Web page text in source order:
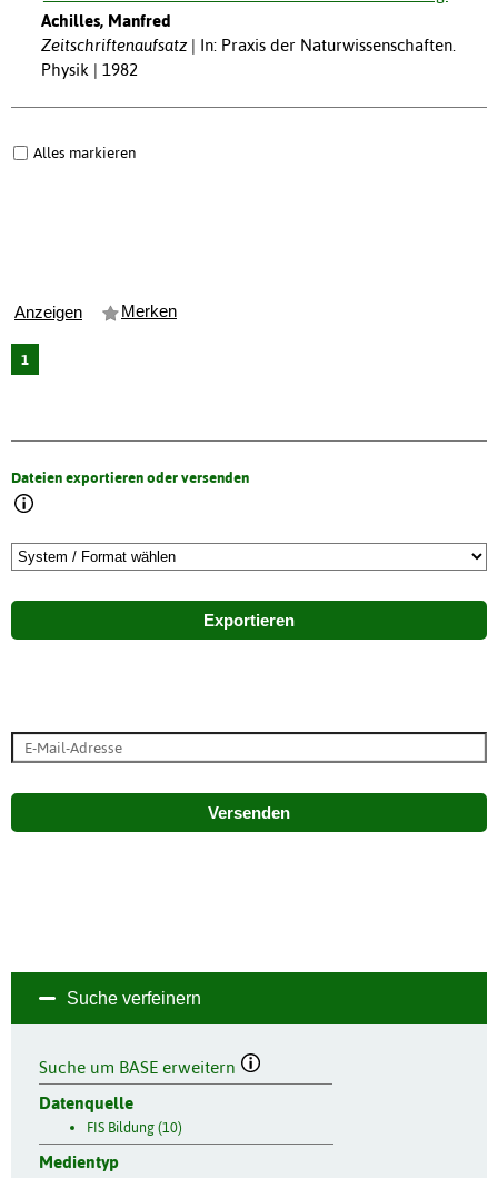
Achilles, Manfred
Zeitschriftenaufsatz
In: Praxis der Naturwissenschaften.
Physik | 1982
Alles markieren
Anzeigen Merken
1
Dateien exportieren oder versenden
Exportieren
Versenden
Suche verfeinern
Suche um BASE erweitern
Datenquelle
FIS Bildung (10)
Medientyp